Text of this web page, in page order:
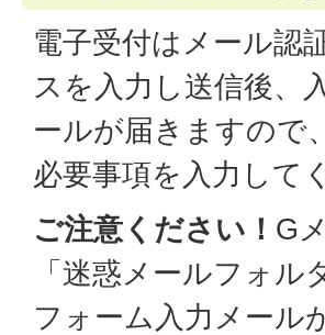
電子受付はメール認
スを入力し送信後、
ールが届きますので
必要事項を入力して
ご注意ください！ G
「迷惑メールフォ
フォーム入力メール